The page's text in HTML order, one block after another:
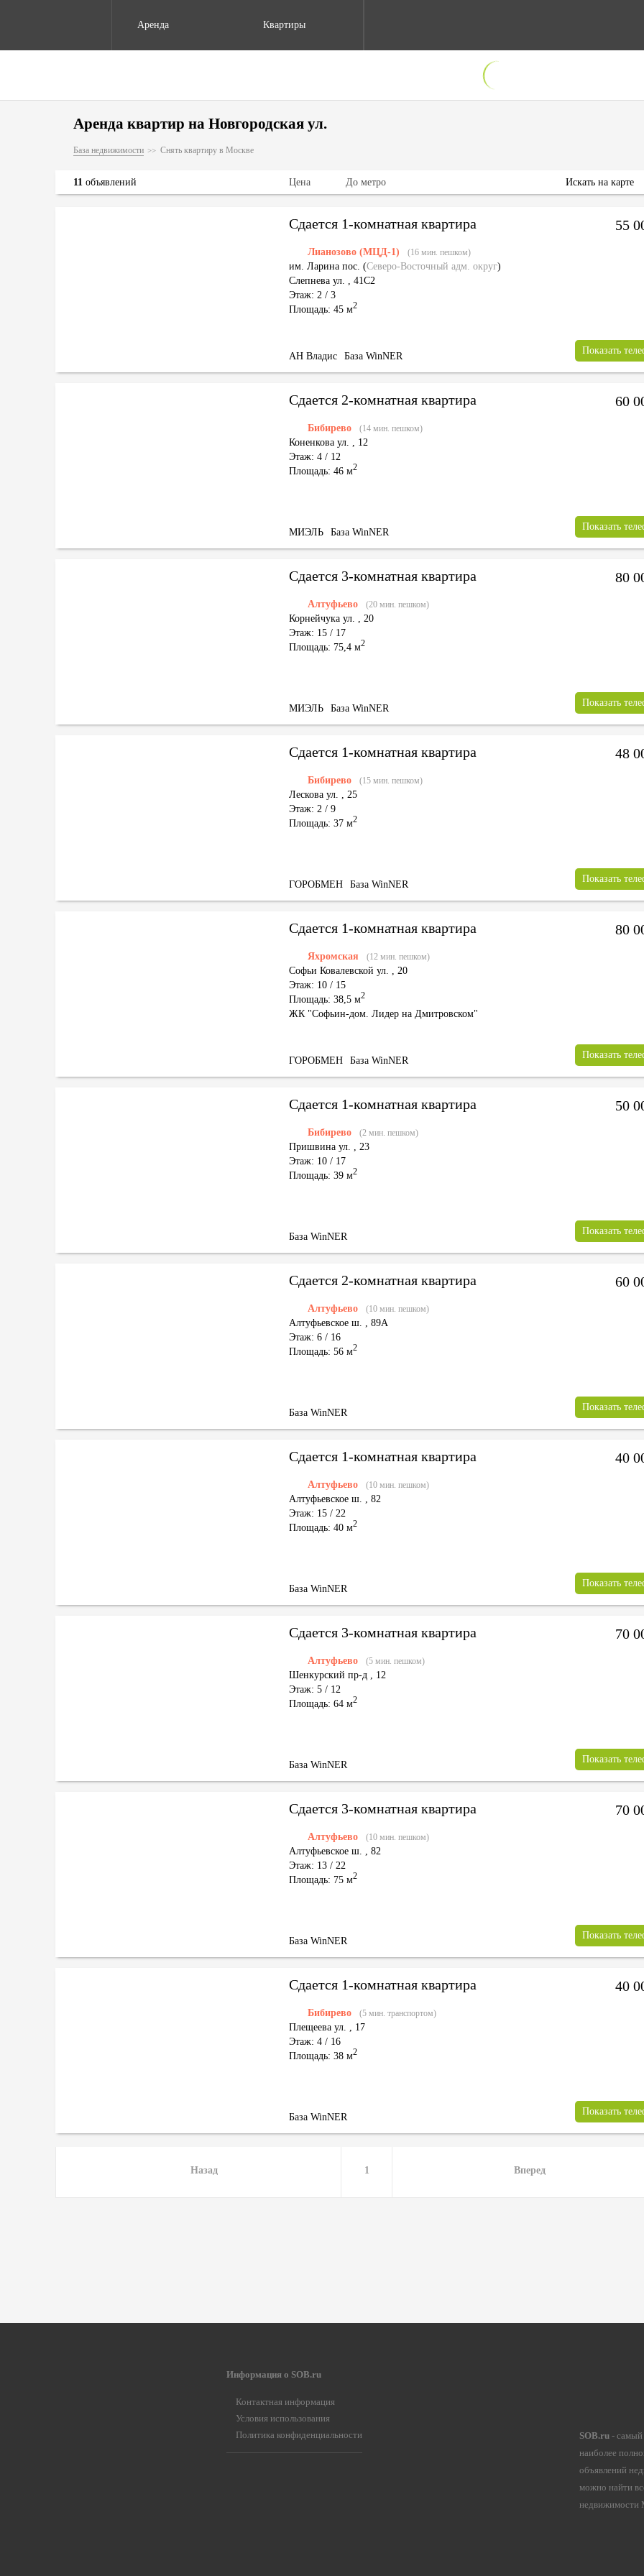
Аренда Квартиры
Аренда квартир на Новгородская ул.
База недвижимости Снять квартиру в Москве
Сдается 1-комнатная квартира
Лианозово (МЦД-1) (16 мин. пешком)
им. Ларина пос. (Северо-Восточный адм. округ)
Слепнева ул. , 41С2
Этаж: 2 / 3
Площадь: 45 м2
55
АН Владис База WinNER
Показать
Сдается 2-комнатная квартира
Бибирево (14 мин. пешком)
Коненкова ул. , 12
Этаж: 4 / 12
Площадь: 46 м2
60
МИЭЛЬ База WinNER
Показать
Сдается 3-комнатная квартира
Алтуфьево (20 мин. пешком)
Корнейчука ул. , 20
Этаж: 15 / 17
Площадь: 75,4 м2
80
МИЭЛЬ База WinNER
Показать
Сдается 1-комнатная квартира
Бибирево (15 мин. пешком)
Лескова ул. , 25
Этаж: 2 / 9
Площадь: 37 м2
48
ГОРОБМЕН База WinNER
Показать
Сдается 1-комнатная квартира
Яхромская (12 мин. пешком)
Софьи Ковалевской ул. , 20
Этаж: 10 / 15
Площадь: 38,5 м2
ЖК "Софьин-дом. Лидер на Дмитровском"
80
ГОРОБМЕН База WinNER
Показать
Сдается 1-комнатная квартира
Бибирево (2 мин. пешком)
Пришвина ул. , 23
Этаж: 10 / 17
Площадь: 39 м2
50
База WinNER
Показать
Сдается 2-комнатная квартира
Алтуфьево (10 мин. пешком)
Алтуфьевское ш. , 89А
Этаж: 6 / 16
Площадь: 56 м2
60
База WinNER
Показать
Сдается 1-комнатная квартира
Алтуфьево (10 мин. пешком)
Алтуфьевское ш. , 82
Этаж: 15 / 22
Площадь: 40 м2
40
База WinNER
Показать
Сдается 3-комнатная квартира
Алтуфьево (5 мин. пешком)
Шенкурский пр-д , 12
Этаж: 5 / 12
Площадь: 64 м2
70
База WinNER
Показать
Сдается 3-комнатная квартира
Алтуфьево (10 мин. пешком)
Алтуфьевское ш. , 82
Этаж: 13 / 22
Площадь: 75 м2
70
База WinNER
Показать
Сдается 1-комнатная квартира
Бибирево (5 мин. транспортом)
Плещеева ул. , 17
Этаж: 4 / 16
Площадь: 38 м2
40
База WinNER
Показать
11 объявлений Цена До метро Искать на карте
Назад 1 Вперед
Информация о SOB.ru
Контактная информация
Условия использования
Политика конфиденциальности
SOB.ru- самый
наиболее
объявлений
можно найти
недвижимости